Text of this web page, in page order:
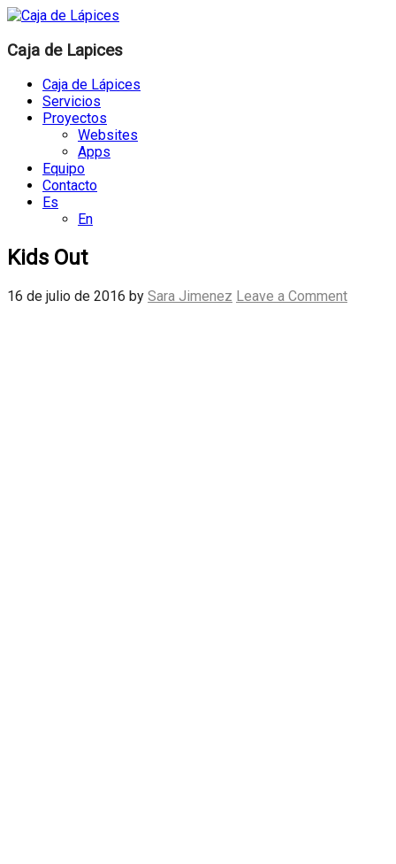
Caja de Lapices
Caja de Lápices
Servicios
Proyectos
Websites
Apps
Equipo
Contacto
Es
En
Kids Out
16 de julio de 2016 by Sara Jimenez Leave a Comment